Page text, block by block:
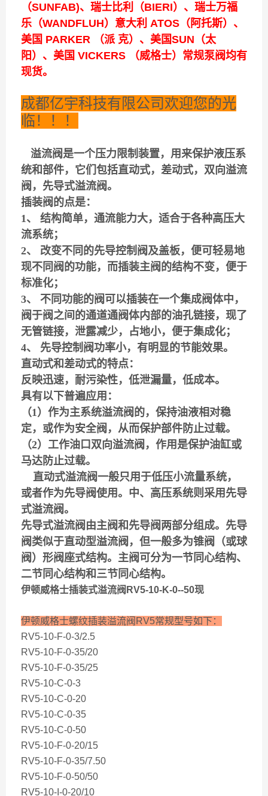
（SUNFAB)、瑞士比利（BIERI）、瑞士万福
乐（WANDFLUH）意大利 ATOS（阿托斯）、
美国 PARKER （派 克）、美国SUN（太
阳）、美国 VICKERS （威格士）常规泵阀均有
现货。
成都亿宇科技有限公司欢迎您的光
临！！！
溢流阀是一个压力限制装置，用来保护液压系
统和部件，它们包括直动式，差动式，双向溢流
阀，先导式溢流阀。
插装阀的点是：
1、 结构简单，通流能力大，适合于各种高压大
流系统；
2、 改变不同的先导控制阀及盖板，便可轻易地
现不同阀的功能，而插装主阀的结构不变，便于
标准化；
3、 不同功能的阀可以插装在一个集成阀体中，
阀于阀之间的通道通阀体内部的油孔链接，现了
无管链接，泄露减少，占地小，便于集成化；
4、 先导控制阀功率小，有明显的节能效果。
直动式和差动式的特点：
反映迅速，耐污染性，低泄漏量，低成本。
具有以下普遍应用：
（1）作为主系统溢流阀的，保持油液相对稳
定，或作为安全阀，从而保护部件防止过载。
（2）工作油口双向溢流阀，作用是保护油缸或
马达防止过载。
直动式溢流阀一般只用于低压小流量系统，
或者作为先导阀使用。 中、高压系统则采用先导
式溢流阀。
先导式溢流阀由主阀和先导阀两部分组成。先导
阀类似于直动型溢流阀，但一般多为锥阀（或球
阀）形阀座式结构。主阀可分为一节同心结构、
二节同心结构和三节同心结构。
伊顿威格士插装式溢流阀RV5-10-K-0--50现
伊顿威格士螺纹插装溢流阀RV5常规型号如下：
RV5-10-F-0-3/2.5
RV5-10-F-0-35/20
RV5-10-F-0-35/25
RV5-10-C-0-3
RV5-10-C-0-20
RV5-10-C-0-35
RV5-10-C-0-50
RV5-10-F-0-20/15
RV5-10-F-0-35/7.50
RV5-10-F-0-50/50
RV5-10-I-0-20/10